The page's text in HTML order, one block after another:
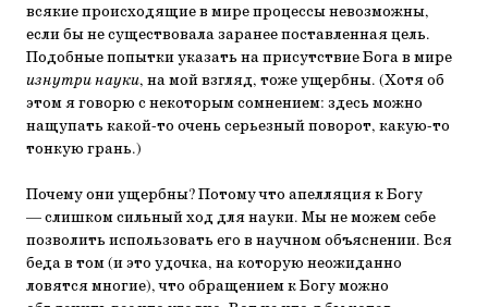
всякие происходящие в мире процессы невозможны,
если бы не существовала заранее поставленная цель.
Подобные попытки указать на присутствие Бога в мире
изнутри науки, на мой взгляд, тоже ущербны. (Хотя об
этом я говорю с некоторым сомнением: здесь можно
нащупать какой-то очень серьезный поворот, какую-то
тонкую грань.)
Почему они ущербны? Потому что апелляция к Богу
— слишком сильный ход для науки. Мы не можем себе
позволить использовать его в научном объяснении. Вся
беда в том (и это удочка, на которую неожиданно
ловятся многие), что обращением к Богу можно